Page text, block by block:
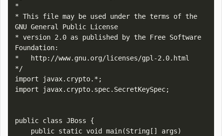
*
* This file may be used under the terms of the
GNU General Public License
* version 2.0 as published by the Free Software
Foundation:
*   http://www.gnu.org/licenses/gpl-2.0.html
*/
import javax.crypto.*;
import javax.crypto.spec.SecretKeySpec;
public class JBoss {